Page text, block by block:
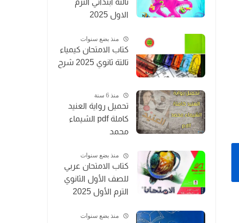
تالتة ابتدائي الترم
الاول 2025
منذ بضع سنوات
كتاب الامتحان كيمياء
تالتة ثانوي 2025 شرح
منذ 6 سنة
تحميل رواية العنيد
كاملة pdf الشيماء
محمد
منذ بضع سنوات
كتاب الامتحان عربي
للصف الأول الثانوي
الترم الأول 2025
منذ بضع سنوات